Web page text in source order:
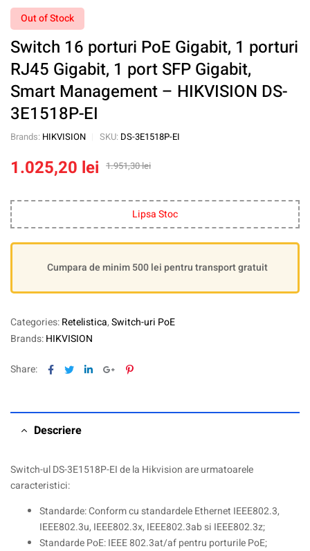
Out of Stock
Switch 16 porturi PoE Gigabit, 1 porturi
RJ45 Gigabit, 1 port SFP Gigabit,
Smart Management – HIKVISION DS-
3E1518P-EI
Brands: HIKVISION SKU: DS-3E1518P-EI
1.951,30lei
1.025,20 lei
Lipsa Stoc
Cumpara de minim 500 lei pentru transport gratuit
Categories:Retelistica,Switch-uri PoE
Brands:HIKVISION
Share: Facebook
TwitterLinkedinGoogle+Pinterest
Descriere
Switch-ul DS-3E1518P-EI de la Hikvision are urmatoarele
caracteristici:
Standarde: Conform cu standardele Ethernet IEEE802.3,
IEEE802.3u, IEEE802.3x, IEEE802.3ab si IEEE802.3z;
Standarde PoE: IEEE 802.3at/af pentru porturile PoE;